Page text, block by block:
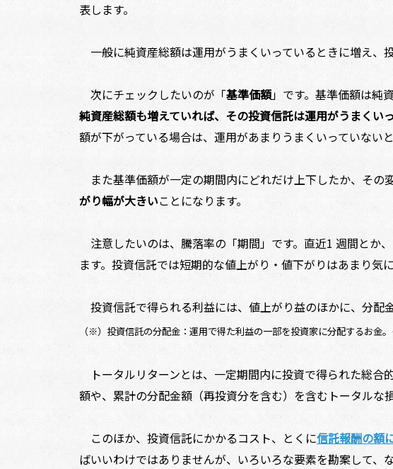
表します。
一般に純資産総額は運用がうまくいっているときに増え、
次にチェックしたいのが「基準価額」です。基準価額は純
純資産総額も増えていれば、その投資信託は運用がうまくい
額が下がっている場合は、運用があまりうまくいっていないと
また基準価額が一定の期間内にどれだけ上下したか、その
がり幅が大きいことになります。
注意したいのは、騰落率の「期間」です。直近1 週間とか
ます。投資信託では短期的な値上がり・値下がりはあまり気
投資信託で得られる利益には、値上がり益のほかに、分配
（※）投資信託の分配金：運用で得た利益の一部を投資家に分配するお金
トータルリターンとは、一定期間内に投資で得られた総合
額や、累計の分配金額（再投資分を含む）を含むトータルな
このほか、投資信託にかかるコスト、とくに信託報酬の額
ばいいわけではありませんが、いろいろな要素を勘案して、